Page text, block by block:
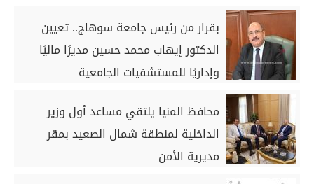
بقرار من رئيس جامعة سوهاج.. تعيين
الدكتور إيهاب محمد حسين مديرًا ماليًا
وإداريًا للمستشفيات الجامعية
محافظ المنيا يلتقي مساعد أول وزير
الداخلية لمنطقة شمال الصعيد بمقر
مديرية الأمن